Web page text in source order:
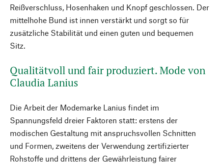
Reißverschluss, Hosenhaken und Knopf geschlossen. Der
mittelhohe Bund ist innen verstärkt und sorgt so für
zusätzliche Stabilität und einen guten und bequemen
Sitz.
Qualitätvoll und fair produziert. Mode von
Claudia Lanius
Die Arbeit der Modemarke Lanius findet im
Spannungsfeld dreier Faktoren statt: erstens der
modischen Gestaltung mit anspruchsvollen Schnitten
und Formen, zweitens der Verwendung zertifizierter
Rohstoffe und drittens der Gewährleistung fairer